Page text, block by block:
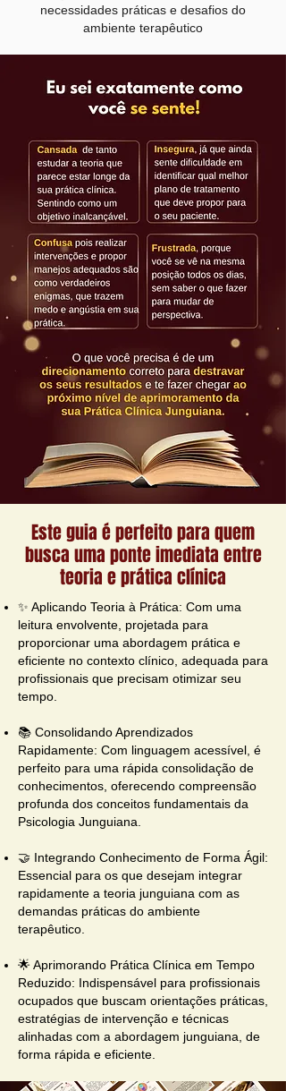
necessidades práticas e desafios do
ambiente terapêutico
Este guia é perfeito para quem
busca uma ponte imediata entre
teoria e prática clínica
✨ Aplicando Teoria à Prática: Com uma
leitura envolvente, projetada para
proporcionar uma abordagem prática e
eficiente no contexto clínico, adequada para
profissionais que precisam otimizar seu
tempo.
📚 Consolidando Aprendizados
Rapidamente: Com linguagem acessível, é
perfeito para uma rápida consolidação de
conhecimentos, oferecendo compreensão
profunda dos conceitos fundamentais da
Psicologia Junguiana.
🤝 Integrando Conhecimento de Forma Ágil:
Essencial para os que desejam integrar
rapidamente a teoria junguiana com as
demandas práticas do ambiente
terapêutico.
🌟 Aprimorando Prática Clínica em Tempo
Reduzido: Indispensável para profissionais
ocupados que buscam orientações práticas,
estratégias de intervenção e técnicas
alinhadas com a abordagem junguiana, de
forma rápida e eficiente.